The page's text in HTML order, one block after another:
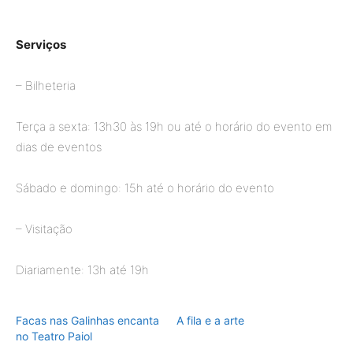
Serviços
– Bilheteria
Terça a sexta: 13h30 às 19h ou até o horário do evento em
dias de eventos
Sábado e domingo: 15h até o horário do evento
– Visitação
Diariamente: 13h até 19h
Facas nas Galinhas encanta
no Teatro Paiol
A fila e a arte